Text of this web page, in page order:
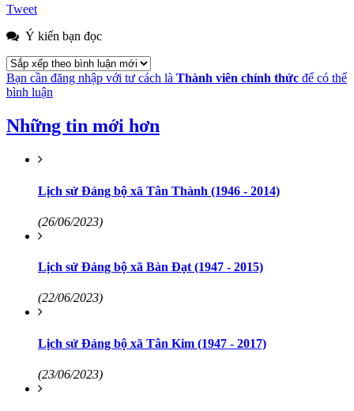
Tweet
Ý kiến bạn đọc
Bạn cần đăng nhập với tư cách là Thành viên chính thức để có thể
bình luận
Những tin mới hơn
Lịch sử Đảng bộ xã Tân Thành (1946 - 2014)
(26/06/2023)
Lịch sử Đảng bộ xã Bàn Đạt (1947 - 2015)
(22/06/2023)
Lịch sử Đảng bộ xã Tân Kim (1947 - 2017)
(23/06/2023)